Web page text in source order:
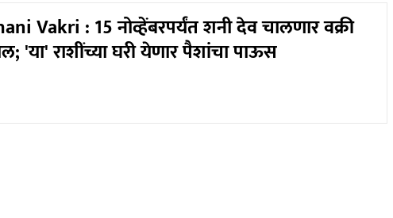
Vakri : 15 नोव्हेंबरपर्यंत शनी देव चालणार वक्री
'या' राशींच्या घरी येणार पैशांचा पाऊस